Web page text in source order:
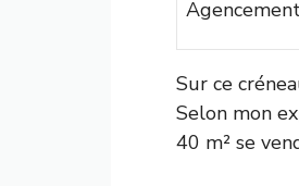
Sur ce
Selon mon
40 m² se